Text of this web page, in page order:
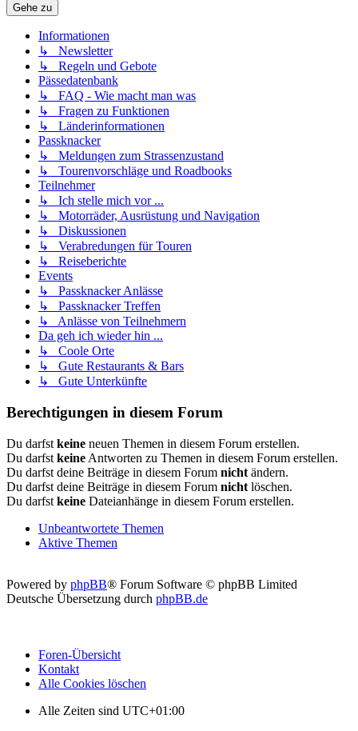
Gehe zu
Informationen
↳ Newsletter
↳ Regeln und Gebote
Pässedatenbank
↳ FAQ - Wie macht man was
↳ Fragen zu Funktionen
↳ Länderinformationen
Passknacker
↳ Meldungen zum Strassenzustand
↳ Tourenvorschläge und Roadbooks
Teilnehmer
↳ Ich stelle mich vor ...
↳ Motorräder, Ausrüstung und Navigation
↳ Diskussionen
↳ Verabredungen für Touren
↳ Reiseberichte
Events
↳ Passknacker Anlässe
↳ Passknacker Treffen
↳ Anlässe von Teilnehmern
Da geh ich wieder hin ...
↳ Coole Orte
↳ Gute Restaurants & Bars
↳ Gute Unterkünfte
Berechtigungen in diesem Forum
Du darfst keine neuen Themen in diesem Forum erstellen.
Du darfst keine Antworten zu Themen in diesem Forum erstellen.
Du darfst deine Beiträge in diesem Forum nicht ändern.
Du darfst deine Beiträge in diesem Forum nicht löschen.
Du darfst keine Dateianhänge in diesem Forum erstellen.
Unbeantwortete Themen
Aktive Themen
Powered by phpBB® Forum Software © phpBB Limited
Deutsche Übersetzung durch phpBB.de
Foren-Übersicht
Kontakt
Alle Cookies löschen
Alle Zeiten sind UTC+01:00